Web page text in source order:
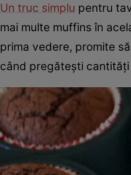
Un truc simplu pentru
mai multe muffins în
prima vedere, promite
când pregătești